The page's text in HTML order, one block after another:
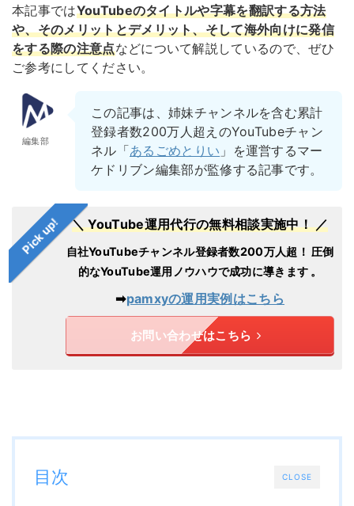
本記事ではYouTubeのタイトルや字幕を翻訳する方法
や、そのメリットとデメリット、そして海外向けに発信
をする際の注意点などについて解説しているので、ぜひ
ご参考にしてください。
編集部
この記事は、姉妹チャンネルを含む累計
登録者数200万人超えのYouTubeチャン
ネル「あるごめとりい 」を運営するマー
ケドリブン編集部が監修する記事です。
Pick up! ＼ YouTube運用代行の無料相談実施中！ ／
自社YouTubeチャンネル登録者数200万人超！ 圧倒
的なYouTube運用ノウハウで成功に導きます 。
➡︎pamxyの運用実例はこちら
お問い合わせはこちら
CLOSE
目次